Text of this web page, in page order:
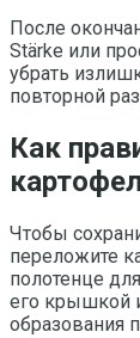
После
Stärke или
убрать
повторной
Как
Чтобы
переложите
полотенце
его крышкой
образования